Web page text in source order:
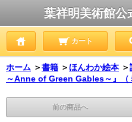
葉祥明美術館公
カート
ホーム ＞書籍 ＞ほんわか絵本 ＞
～Anne of Green Gables～』（
前の商品へ